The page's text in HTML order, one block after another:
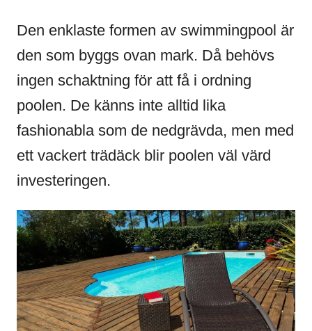
Den enklaste formen av swimmingpool är
den som byggs ovan mark. Då behövs
ingen schaktning för att få i ordning
poolen. De känns inte alltid lika
fashionabla som de nedgrävda, men med
ett vackert trädäck blir poolen väl värd
investeringen.